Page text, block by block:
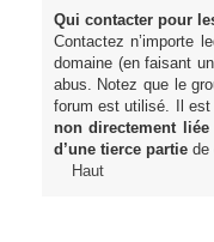
Qui contacter pour
Contactez n’importe
domaine (en faisant
abus. Notez que le
forum est utilisé. Il est
non directement liée
d’une tierce partiede
Haut